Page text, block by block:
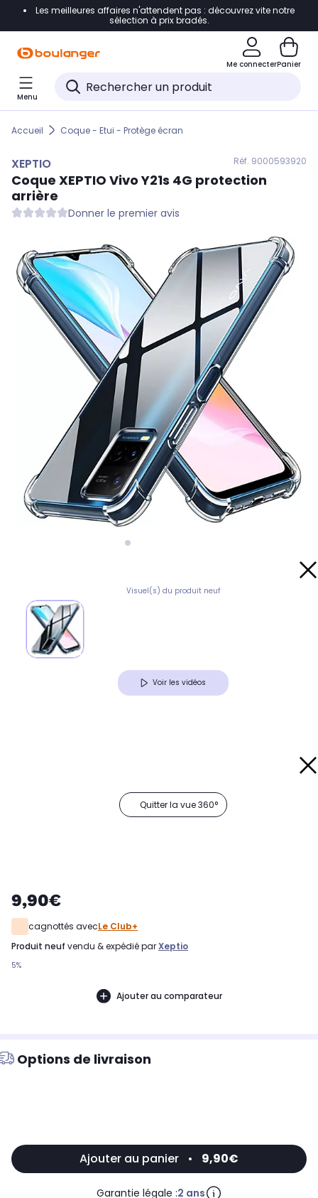
Accéder directement à la navigation
Accéder directement au pied de page
Accéder directement au chatbot
Les meilleures affaires n'attendent pas : découvrez vite notre
sélection à prix bradés.
Me connecterPanier
Menu
Accueil Coque - Etui - Protège écran
XEPTIO Réf. 9000593920
Coque XEPTIO Vivo Y21s 4G protection
arrière
Donner le premier avis
Visuel(s) du produit neuf
Voir les vidéos
Quitter la vue 360°
9,90€
cagnottés avecLe Club+
produit neuf vendu & expédié parXeptio
5%
Ajouter au comparateur
Options de livraison
Ajouter au panier • 9,90€
Garantie légale :2 ans